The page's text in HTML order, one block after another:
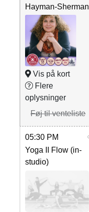
Hayman-Sherman
Vis på kort
Flere
oplysninger
Føj til venteliste
05:30 PM
Yoga II Flow (in-
studio)